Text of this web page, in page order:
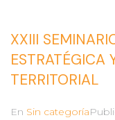
XXIII
ESTRATÉGICA
TERRITORIAL
En Sin categoría